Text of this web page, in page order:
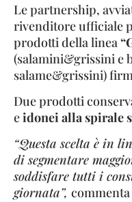
Le partnership,
rivenditore ufficiale
prodotti della linea
(salamini&grissini e
salame&grissini)
Due prodotti
eidonei alla spirale
“Questa scelta è in
di segmentare
soddisfare tutti i
giornata”,